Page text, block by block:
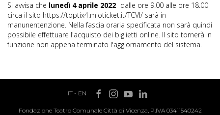
Si avvisa che lunedì 4 aprile 2022 dalle ore 9.00 alle ore 18.00
circa il sito https://toptix4.mioticket.it/TCVI/ sarà in
manunentenzione. Nella fascia oraria specificata non sarà quindi
possibile effettuare l'acquisto dei biglietti online. Il sito tornerà in
funzione non appena terminato l'aggiornamento del sistema.
IT- EN
Fondazione Teatro Comunale Città di Vicenza, P.IVA 03411540242